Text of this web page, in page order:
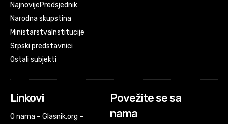
NajnovijePredsjednik
Narodna skupstina
Ministarstva Institucije
Srpski predstavnici
Ostali subjekti
Linkovi
O nama – Glasnik.org –
Povežite se sa
nama